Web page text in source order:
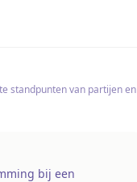
standpunten van partijen en
bij een